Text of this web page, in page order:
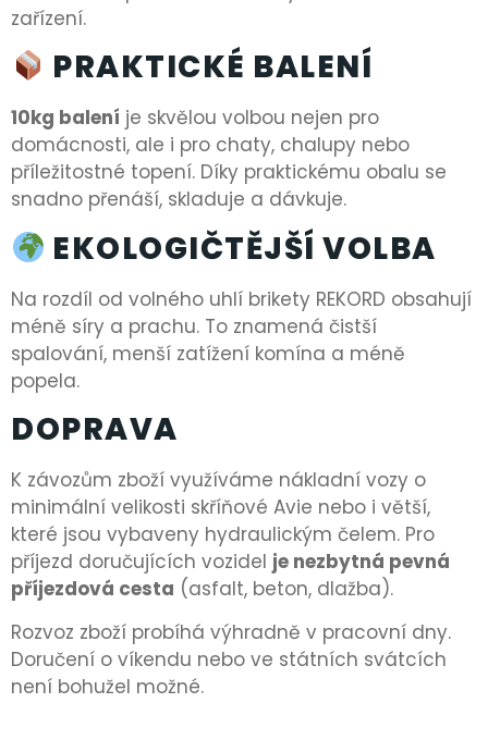
zařízení.
PRAKTICKÉ BALENÍ
10kg balení je skvělou volbou nejen pro
domácnosti, ale i pro chaty, chalupy nebo
příležitostné topení. Díky praktickému obalu se
snadno přenáší, skladuje a dávkuje.
EKOLOGIČTĚJŠÍ VOLBA
Na rozdíl od volného uhlí brikety REKORD obsahují
méně síry a prachu. To znamená čistší
spalování, menší zatížení komína a méně
popela.
DOPRAVA
K závozům zboží využíváme nákladní vozy o
minimální velikosti skříňové Avie nebo i větší,
které jsou vybaveny hydraulickým čelem. Pro
příjezd doručujících vozidel je nezbytná pevná
příjezdová cesta (asfalt, beton, dlažba).
Rozvoz zboží probíhá výhradně v pracovní dny.
Doručení o víkendu nebo ve státních svátcích
není bohužel možné.